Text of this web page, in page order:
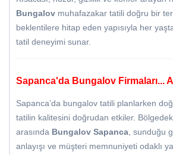
Bungalov muhafazakar tatili doğru bir
beklentilere hitap eden yapısıyla her
tatil deneyimi sunar.
Sapanca'da Bungalov Firmaları...
Sapanca’da bungalov tatili planlarken
tatilin kalitesini doğrudan etkiler.
arasında Bungalov Sapanca, sunduğu
anlayışı ve müşteri memnuniyeti odaklı